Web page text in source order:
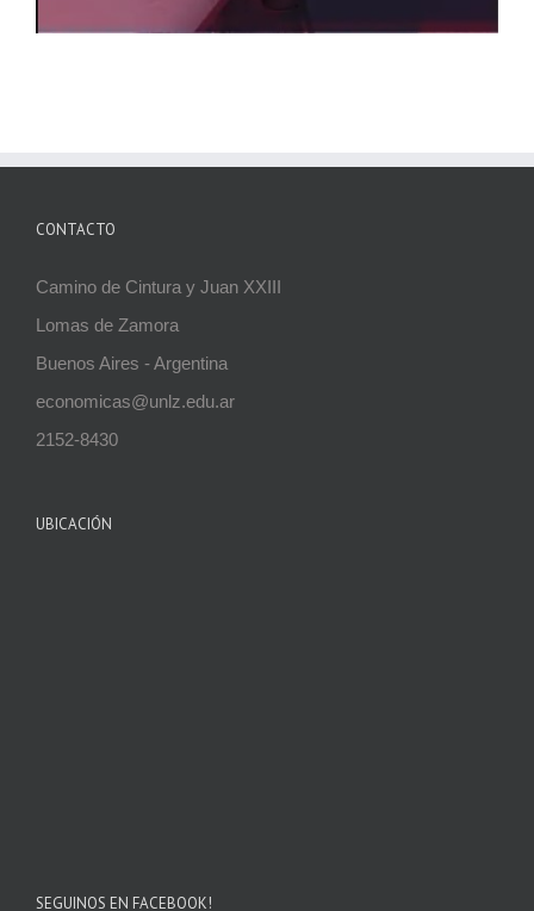
CONTACTO
Camino de Cintura y Juan XXIII
Lomas de Zamora
Buenos Aires - Argentina
economicas@unlz.edu.ar
2152-8430
UBICACIÓN
SEGUINOS EN FACEBOOK!